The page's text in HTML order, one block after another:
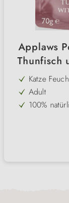
Applaws
Thunfisch
Katze
Adult
100%